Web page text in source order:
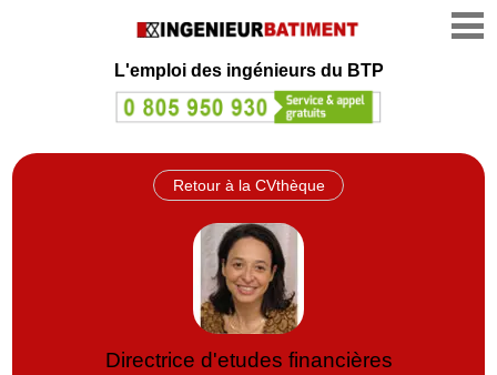
L'emploi des ingénieurs du BTP
Retour à la CVthèque
Directrice d'etudes financières